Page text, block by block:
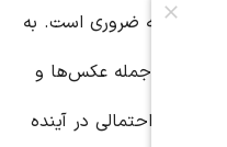
این مرحله ضروری است. به
کار، از جمله عکس‌ها و
احتمالی در آینده